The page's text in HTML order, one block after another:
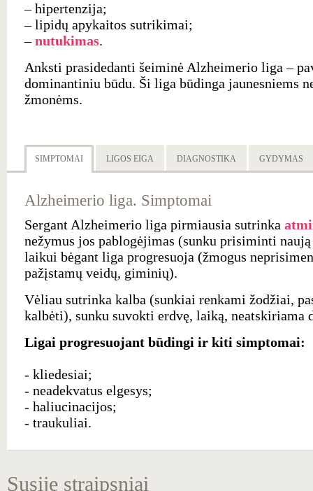
– hipertenzija;
– lipidų apykaitos sutrikimai;
–nutukimas.
Anksti prasidedanti šeiminė Alzheimerio liga –
dominantiniu būdu. Ši liga būdinga jaunesniems
žmonėms.
SIMPTOMAI LIGOS EIGA DIAGNOSTIKA GYDYMAS
Alzheimerio liga. Simptomai
Sergant Alzheimerio liga pirmiausia sutrinka
nežymus jos pablogėjimas (sunku prisiminti
laikui bėgant liga progresuoja (žmogus
pažįstamų veidų, giminių).
Vėliau sutrinka kalba (sunkiai renkami žodžiai,
kalbėti), sunku suvokti erdvę, laiką, neatskiriama
Ligai progresuojant būdingi ir kiti simptomai:
- kliedesiai;
- neadekvatus elgesys;
- haliucinacijos;
- traukuliai.
Susiję straipsniai